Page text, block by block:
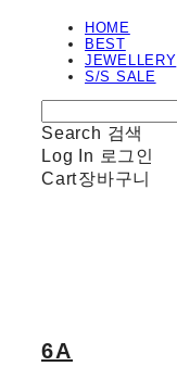
HOME
BEST
JEWELLERY
S/S SALE
Search 검색
Log In 로그인
Cart장바구니
6A